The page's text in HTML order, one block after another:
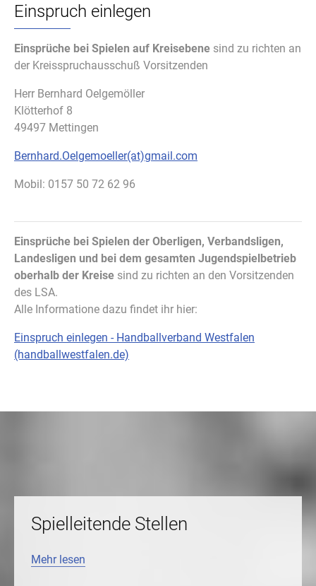
Einspruch einlegen
Einsprüche bei Spielen auf Kreisebene sind zu richten an
der Kreisspruchausschuß Vorsitzenden
Herr Bernhard Oelgemöller
Klötterhof 8
49497 Mettingen
Bernhard.Oelgemoeller(at)gmail.com
Mobil: 0157 50 72 62 96
Einsprüche bei Spielen der Oberligen, Verbandsligen,
Landesligen und bei dem gesamten Jugendspielbetrieb
oberhalb der Kreise sind zu richten an den Vorsitzenden
des LSA.
Alle Informatione dazu findet ihr hier:
Einspruch einlegen - Handballverband Westfalen
(handballwestfalen.de)
Spielleitende Stellen
Mehr lesen